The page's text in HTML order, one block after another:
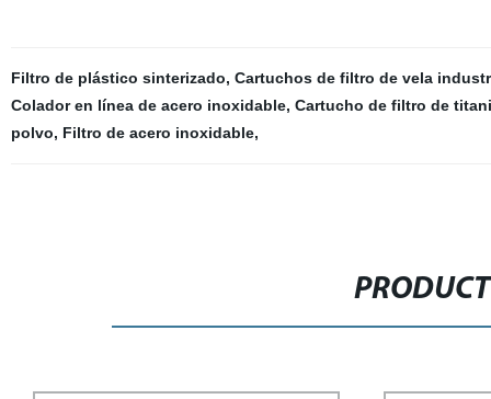
Filtro de plástico sinterizado, Cartuchos de filtro de vela
Colador en línea de acero inoxidable, Cartucho de filtro de
polvo, Filtro de acero inoxidable,